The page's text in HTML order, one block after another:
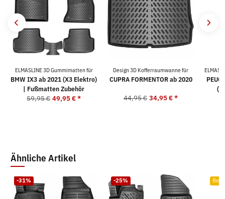
ELMASLINE 3D Gummimatten für
BMW IX3 ab 2021 (X3 Elektro)
| Fußmatten Zubehör
59,95 € 49,95 €*
Design 3D Kofferraumwanne für
CUPRA FORMENTOR ab 2020
44,95 € 34,95 €*
Ähnliche Artikel
-31% -25%